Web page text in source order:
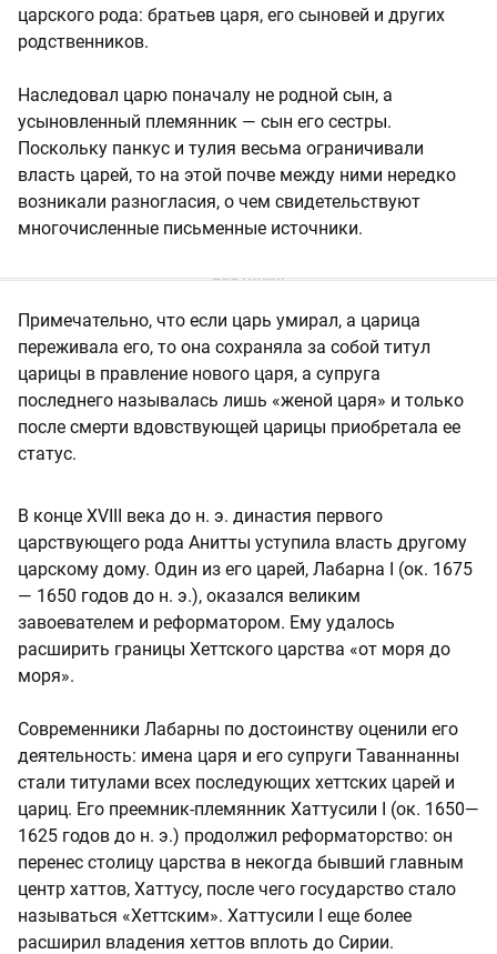
царского рода: братьев царя, его сыновей и других
родственников.
Наследовал царю поначалу не родной сын, а
усыновленный племянник — сын его сестры.
Поскольку панкус и тулия весьма ограничивали
власть царей, то на этой почве между ними нередко
возникали разногласия, о чем свидетельствуют
многочисленные письменные источники.
Примечательно, что если царь умирал, а царица
переживала его, то она сохраняла за собой титул
царицы в правление нового царя, а супруга
последнего называлась лишь «женой царя» и только
после смерти вдовствующей царицы приобретала ее
статус.
В конце XVIII века до н. э. династия первого
царствующего рода Анитты уступила власть другому
царскому дому. Один из его царей, Лабарна I (ок. 1675
— 1650 годов до н. э.), оказался великим
завоевателем и реформатором. Ему удалось
расширить границы Хеттского царства «от моря до
моря».
Современники Лабарны по достоинству оценили его
деятельность: имена царя и его супруги Таваннанны
стали титулами всех последующих хеттских царей и
цариц. Его преемник-племянник Хаттусили I (ок. 1650—
1625 годов до н. э.) продолжил реформаторство: он
перенес столицу царства в некогда бывший главным
центр хаттов, Хаттусу, после чего государство стало
называться «Хеттским». Хаттусили I еще более
расширил владения хеттов вплоть до Сирии.